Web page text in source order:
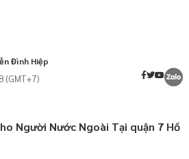
Đình Hiệp
(GMT+7)
Người Nước Ngoài Tại quận 7 Hồ
đích gia hạn Visa
Cơ quan tiếp nhận hồ sơ
Lưu ý khi gia hạn Visa